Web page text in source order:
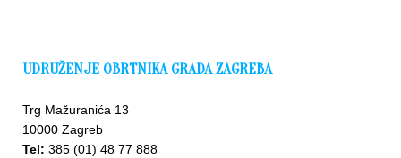
UDRUŽENJE OBRTNIKA GRADA ZAGREBA
Trg Mažuranića 13
10000 Zagreb
Tel: 385 (01) 48 77 888